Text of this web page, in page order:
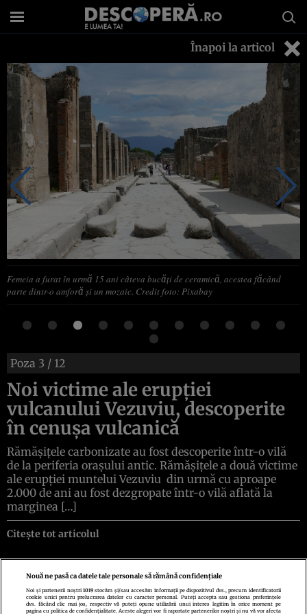
Înapoi la articol
Femeia a furat în urmă 15 ani câteva bucăți de ceramică, acestea făcând
parte dintr-o amforă și un mozaic. Credit foto: Pixabay
Poza 3 / 12
Noi victime ale erupției
vulcanului Vezuviu, descoperite
în cenușa vulcanică
Rămășițele carbonizate au fost descoperite într-o vilă
de la periferia orașului antic. Rămășițele a două victime
ale erupției muntelui Vezuviu din urmă cu aproape
2.000 de ani au fost dezgropate într-o vilă aflată la
marginea […]
Citește tot articolul
Politica de confidenţialitatePolitica de cookiesTermeni şi condiţii
Echipa redacționalăContactSetări Cookies
Nouă ne pasă ca datele tale personale să rămână confidențiale
Noi și partenerii noștri1019 stocăm și/sau accesăm informații pe dispozitivul dvs., precum identificatorii
cookie unici pentru prelucrarea datelor cu caracter personal. Puteți accepta sau gestiona preferințele
dvs. făcând clic mai jos, respectiv vă puteți opune utilizării unui interes legitim în orice moment pe
pagina cu politica de confidențialitate. Aceste alegeri vor fi raportate partenerilor noștri și nu vă vor afecta